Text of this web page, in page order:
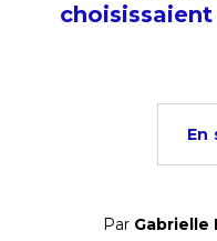
En
Par Gabrielle